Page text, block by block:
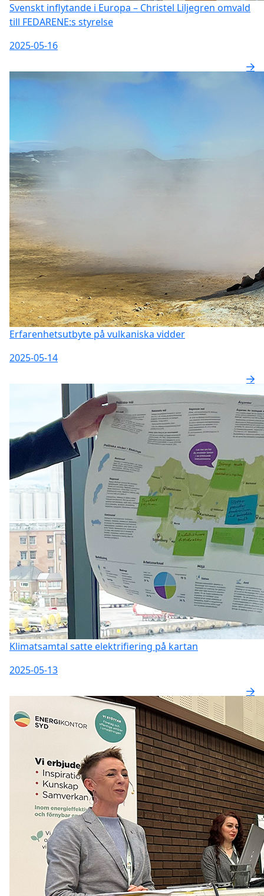
Svenskt inflytande i Europa – Christel Liljegren omvald
till FEDARENE:s styrelse
2025-05-16
Erfarenhetsutbyte på vulkaniska vidder
2025-05-14
Klimatsamtal satte elektrifiering på kartan
2025-05-13